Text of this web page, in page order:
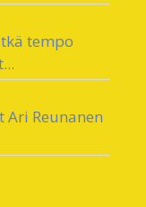
tempo
Reunanen